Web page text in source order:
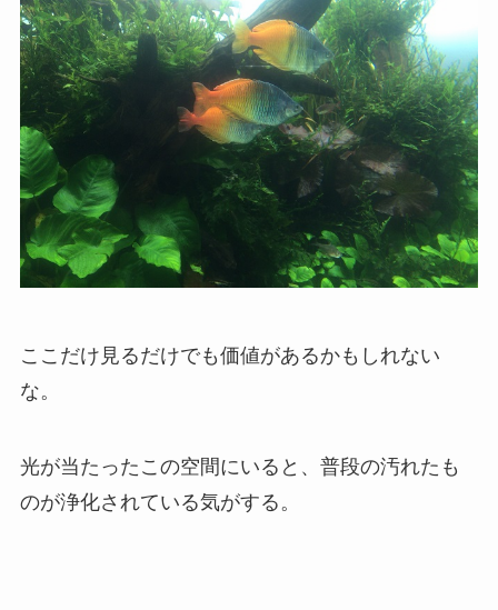
ここだけ見るだけでも価値があるかもしれない
な。
光が当たったこの空間にいると、普段の汚れたも
のが浄化されている気がする。